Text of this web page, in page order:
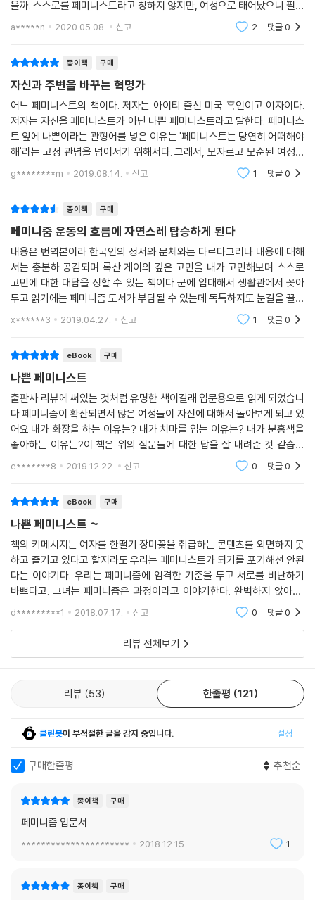
성이 기준이 되었을까」중에서
와 아마추어 서평가들 모두 집착적으로 비판적인 담론을 들이댄다. 왜 이
여자들은 관습을 무시하는가? 왜 그들은 더 좋은 사람이 되려고 노력하지
않나? 그래야 이 사회에서 받아들여질 텐데? 클레어 메수드가 소설 《다시
살고 싶어The Woman Upstairs》 출간 후 《퍼블리셔스 위클리》와 인터
뷰를 했다. 이 소설의 주인공 노라는 단박에 좋아하기는 힘든 여자다. 입이
거칠고 고독과 소외에 몸부림치고 자신의 삶이 불만족스러워 분노에 가득
차 있다. 인터뷰어가 이렇게 말한다. “그런데 저는 노라와 친구는 되고 싶
지 않은 것 같아요. 안 그런가요? 그녀의 모습이 보기 괴로울 정도로 우울
이럴 수가 책의 여자주인공이 마음에 안 들어 ---「여성 캐릭터는 왜 항상
호감을 연기해야 하는가」중에서
가끔은 대담한 사람들, 혹은 무신경한 사람들이 내게 와서 어쩌다가 그렇
게 뚱뚱해졌냐고 묻는다. ‘대체 왜’를 알아야 한다. “당신은 굉장히 지적이
고 똑똑하신 분이잖아요.” 그렇다면 비만의 유일한 이유가 멍청함이라는
말인가. 예쁜 얼굴을 갖고 있는데 그걸 살리지 못해서 아깝다고 하는 사람
일은 일어났고 그러자 다른 일이 일어났고 그 일은 끔찍했고 그런 일이 절
대로 일어나지 않길 바랐고 뭔가 먹으면 안심이 되었다. 프렌치프라이는
맛있었고 타고난 게으름 또한 도움이 안됐다. 무슨 답을 해야 할지 도통 모
르겠어서 그냥 아무 말도 하지 않는다. 이렇게 호기심에서 묻는 사람들에
게 나의 감정을 모두 표출하여 카타르시스를 느끼고 싶진 않다. ---「뚱뚱
한 사람들이 사는 법」중에서
강간 유머는 여성들이 아직도 평등한 존재가 아니라는 사실을 일깨워주기
중의 담화의 소재가 되는 것처럼 다른 이슈들도 그러한 것이다. 여성이 여
성 혐오나 강간 유머에 부정적으로 반응하면 “예민하다”는 말을 듣거나
“페미니스트” 딱지가 붙는데 이 딱지는 최근 “헛소리를 한 마디도 참지 못
하는 여성”을 가리키는 용어가 되어 버렸다. ---「해서는 안 되는 농담에 관
하여」중에서
임신은 사적인 일이면서도 공적인 경험이기도 하다. 임신은 매우 개인적이
고 은밀한 일이다. 한 여성의 몸 안에서 일어나기 때문이다. 완벽한 세상에
서라면 임신은 여성과 그녀의 파트너만 공유하는 경험이 되어야만 할 것이
나 여러 가지 이유로 그렇게 되기는 불가능하다. 임신은 사회와 공공 개입
경험이다. 여러 면에서 임신은 여성의 삶에서 가장 덜 개인적인 경험이 되
어 버린다. 외적 개입은 별 것 아닐 수도 있고 불쾌한 경험이 될 수도 있다.
사람들은 당신의 부풀어 오르는 배를 만지고 싶어 하는가 하면 원치 않는
육아 조언을 하기도 하고 예정일이 언제인가 부터 시작해 아직 태어나지도
않은 아이의 성별을 묻기도 한다. 생전 처음 보는 사람도당신이 임신을 했
다는 이유만으로 그런 정보 알아낼 권리가 있는 것처럼 행동한다. ---「여
바다 건너 77명이 테러로 죽었는데 왜 가수 한 명의 죽음을 슬퍼하는 것인
가? 우리는 왜 이런 질문을 받았을까? 마치 우리에게는 한 번에 한 번의 비
연민은 아껴서 사용해야 하는 한정된 자원이라는 듯이 말이다. 이 두 가지
아무렇게나 등장하는 대중문화를, 남성이 기준이 되는 사회를, 젠더를 연
기해야 하는 리얼리티 프로그램의 ‘걸’들을, 남자는 사이코패스도 매력적
뚱뚱한 사람들이 사는 법을 통해 몸에 관한 스산한 풍경을, [그레이와 50
가지 그림자]가 신데렐라 이야기에서 한 치도 벗어나지 않았음을 다양한
소재를 통해 예리하고도 논리적인 시각을 보여주고 있다. 페미니즘으로 여
성의 인권이 회복되었다고 생각하지만, 여전히 사회는 변하지 않았다는 것
을, 더 바뀌어야 한다는 것을 여실하게 보여준다.
흑인 여성이 포착한 백인 중산층 여성 중심의 페미니즘
백인이 만든 [헬프]는 공상과학영화다, 쿠엔틴 타란티노의 얼굴에 주먹을
록산 게이는 아이티 계 이민자 가정의 딸이자, 흑인 여성이다. 그는 어떤 면
에서는 백인 중심의 미국 사회에서 ‘마이너리티’다. 록산 게이는 자신이 교
수가 되기 위해 어마어마한 노력을 해야 했음을, 하지만 이런 노력에도 불
구하고 편견과 마주하는 현실을 아주 솔직하게 토로하고 있다. 이러한 ‘위
치성’은 록산 게이에게는 세상의 모순을 더 기민하게 포착할 수 있는 단서
를 제공했을 것이다. 이는 인종 차별이자, 다양성이 부재된 사회의 문제다.
그는 미국 사회에서 벌어진 페미니즘 운동이 ‘백인 중산층 여성’에 한정되
인들이 중심이 된 다양성 부재를 드러내고 있다고 말하고 있다. 이는 백인
이 만든 [헬프]와 [장고]에 관한 글을 통해 목격할 수 있다. 이 책의 진정성
은 록산 게이 그 자신의 ‘마이너리티’적인 삶에서 연유된다고 볼 수 있다.
아주 사적이면서도 아주 정치적인 글쓰기.
[나쁜 페미니스트]는 젠더, 섹슈얼리티, 인종 차별에 관한 아주 사적이면
문화 비평(워싱턴 포스터)”이자, “다정한 친구이면서 냉철한 비평가(피
플)”이자, “고민이 있을 때 가장 먼저 전화해서 듣고 싶은 사람의 목소리
(가디언)”이다. 마치 록산 게이가 내 옆에 있는 듯한, 혹 그녀를 알 것만 같
은 이 느낌의 실체는 무엇 때문일까? 이는 자신의 이야기를 통해 사회와 세
상을 비추고 있기 때문이다. 이는 독자들에게 깊은 공감과 공명을 불러일
으키게 만드는 지점들이다. 나쁜 페미니스트는 술술 읽히지만 충분히 지적
이다. 학술서와 비평 사이, 비평과 에세이 사이를 경계 없이 넘나들고 있다.
무엇보다 재미있다! 웃기고 감동적이며 해방감이 몰려온다. 눈물도 난다.
이 책의 가장 큰 장점은 재미있다는 것이다. 참담하고, 쓰라리고, 분노가 이
는 문장들 사이로 곳곳이 솟구치는 유머는 이 책의 백미다. 심지어 웃기며
감동적이고 해방감이 몰려온다. 여성 차별을 위시한 갖가지 언짢고 불온한
이야기를 할 때도, 록산 게이는 이 상황을 직시하면서도 다음을 향해 내딛
기에 유머라는 내공으로 치환되는 것일지도 모른다. 분노하면서도 웃음이
이 가장 반짝반짝 빛나는 지점이다.
“이런 책이 무수히 쏟아지길 바란다”정희진의 추천사
저자 따로, 글 따로가 아니다. 이 글에는 ‘남의 이야기’를 하는 듯한 비평가
을까. 스스로를 페미니스트라고 칭하지 않지만, 여성으로 태어났으니 필연
적으로 페미니즘을 이해하고 있어야되지 않을까 싶다. 이 책은 우리 모두
a*****n 2020.05.08. 신고 2 댓글0
종이책 구매
자신과 주변을 바꾸는 혁명가
어느 페미니스트의 책이다. 저자는 아이티 출신 미국 흑인이고 여자이다.
저자는 자신을 페미니스트가 아닌 나쁜 페미니스트라고 말한다. 페미니스
트 앞에 나쁜이라는 관형어를 넣은 이유는 '페미니스트는 당연히 어떠해야
해'라는 고정 관념을 넘어서기 위해서다. 그래서, 모자르고 모순된 여성도
당당하게 페미니스트가 될 수 있다고 선언하기 위해서다. 저자는 자신은
독립적인 삶을
g********m 2019.08.14. 신고 1 댓글0
종이책 구매
페미니줌 운동의 흐름에 자연스레 탑승하게 된다
내용은 번역본이라 한국인의 정서와 문체와는 다르다그러나 내용에 대해
서는 충분하 공감되며 록산 게이의 깊은 고민을 내가 고민해보며 스스로
고민에 대한 대답을 정할 수 있는 책이다 군에 입대해서 생활관에서 꽂아
두고 읽기에는 페미니즘 도서가 부담될 수 있는데 독특하지도 눈길을 끌지
도 않는 표지디자인이 책을 당당하 읽을 수 있게 되는 사소한 장점도 있다
x******3 2019.04.27. 신고 1 댓글0
eBook 구매
나쁜 페미니스트
출판사 리뷰에 써있는 것처럼 유명한 책이길래 입문용으로 읽게 되었습니
다.페미니즘이 확산되면서 많은 여성들이 자신에 대해서 돌아보게 되고 있
어요.내가 화장을 하는 이유는? 내가 치마를 입는 이유는? 내가 분홍색을
좋아하는 이유는?이 책은 위의 질문들에 대한 답을 잘 내려준 것 같습니
다. 옛날부터 사회적으로 유지되던 분위기는 한순간에 떨쳐내기 어렵죠..
e*******8 2019.12.22. 신고 0 댓글0
eBook 구매
나쁜 페미니스트 ~
책의 키메시지는 여자를 한떨기 장미꽃을 취급하는 콘텐츠를 외면하지 못
하고 즐기고 있다고 할지라도 우리는 페미니스트가 되기를 포기해선 안된
다는 이야기다. 우리는 페미니즘에 엄격한 기준을 두고 서로를 비난하기
바쁘다고. 그녀는 페미니즘은 과정이라고 이야기한다. 완벽하지 않아도,
우리가 삶에 있어 페미니즘을 염두에 두고 있다면 그걸로도 충분하다고.백
d*********1 2018.07.17. 신고 0 댓글0
리뷰 전체보기
리뷰 53 한줄평 121
클린봇이 부적절한 글을 감지 중입니다. 설정
구매한줄평 추천순
종이책 구매
페미니즘 입문서
********************** 2018.12.15. 1
종이책 구매